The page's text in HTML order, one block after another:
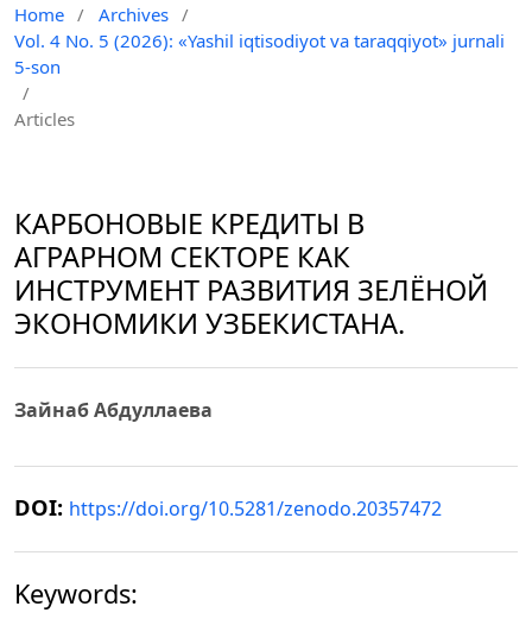
Home / Archives /
Vol. 4 No. 5 (2026): «Yashil iqtisodiyot va taraqqiyot» jurnali
5-son
/
Articles
КАРБОНОВЫЕ КРЕДИТЫ В
АГРАРНОМ СЕКТОРЕ КАК
ИНСТРУМЕНТ РАЗВИТИЯ ЗЕЛЁНОЙ
ЭКОНОМИКИ УЗБЕКИСТАНА.
Зайнаб Абдуллаева
DOI: https://doi.org/10.5281/zenodo.20357472
Keywords: